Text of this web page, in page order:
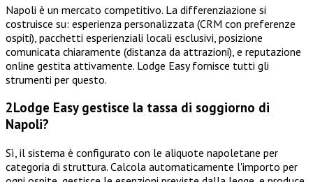
Napoli è un mercato competitivo. La differenziazione si
costruisce su: esperienza personalizzata (CRM con preferenze
ospiti), pacchetti esperienziali locali esclusivi, posizione
comunicata chiaramente (distanza da attrazioni), e reputazione
online gestita attivamente. Lodge Easy fornisce tutti gli
strumenti per questo.
2Lodge Easy gestisce la tassa di soggiorno di
Napoli?
Sì, il sistema è configurato con le aliquote napoletane per
categoria di struttura. Calcola automaticamente l'importo per